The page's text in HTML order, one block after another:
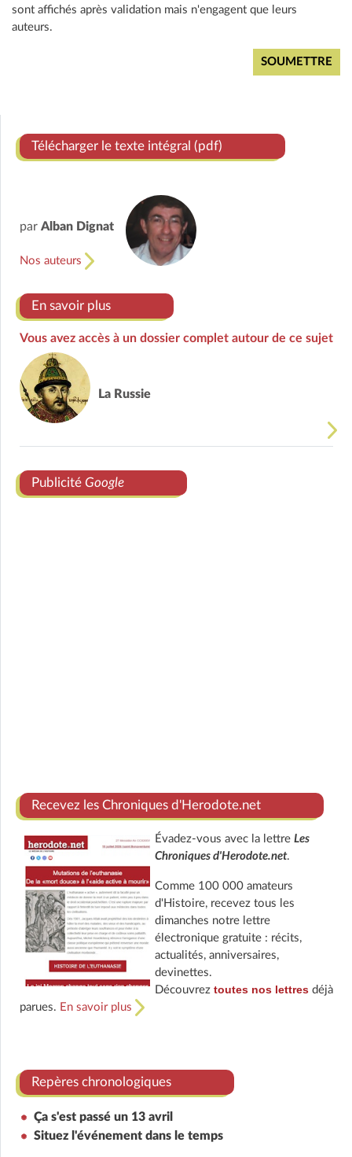
sont affichés après validation mais n'engagent que leurs
auteurs.
Télécharger le texte intégral (pdf)
par Alban Dignat
Nos auteurs
En savoir plus
Vous avez accès à un dossier complet autour de ce sujet
La Russie
Publicité Google
Recevez les Chroniques d'Herodote.net
Évadez-vous avec la lettre Les
Chroniques d'Herodote.net.
Comme 100 000 amateurs
d'Histoire, recevez tous les
dimanches notre lettre
électronique gratuite : récits,
actualités, anniversaires,
devinettes.
Découvrez toutes nos lettresdéjà
parues. En savoir plus
Repères chronologiques
Ça s'est passé un 13 avril
Situez l'événement dans le temps